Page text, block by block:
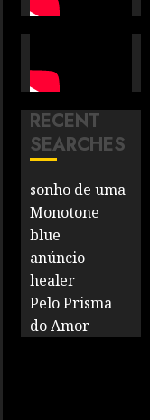
RECENT
SEARCHES
sonho de uma
Monotone
blue
anúncio
healer
Pelo Prisma
do Amor